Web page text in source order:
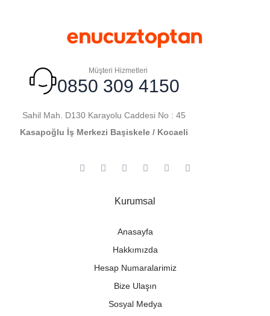
Müşteri Hizmetleri
0850 309 4150
Sahil Mah. D130 Karayolu Caddesi No : 45
Kasapoğlu İş Merkezi Başiskele / Kocaeli
Kurumsal
Anasayfa
Hakkımızda
Hesap Numaralarimiz
Bize Ulaşın
Sosyal Medya